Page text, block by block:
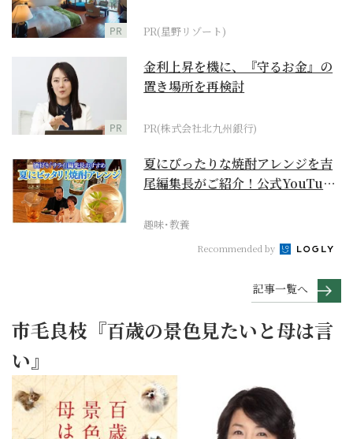
PR PR(星野リゾート)
PR
金利上昇を機に、『守るお金』の
置き場所を再検討
PR(株式会社北九州銀行)
夏にぴったりな焼酎アレンジを吉
尾編集長がご紹介！公式YouTube
趣味･教養
Recommended by
記事一覧へ
市毛良枝『百歳の景色見たいと母は言
い』